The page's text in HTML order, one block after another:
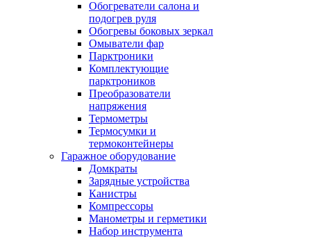
Обогреватели салона и
подогрев руля
Обогревы боковых зеркал
Омыватели фар
Парктроники
Комплектующие
парктроников
Преобразователи
напряжения
Термометры
Термосумки и
термоконтейнеры
Гаражное оборудование
Домкраты
Зарядные устройства
Канистры
Компрессоры
Манометры и герметики
Набор инструмента